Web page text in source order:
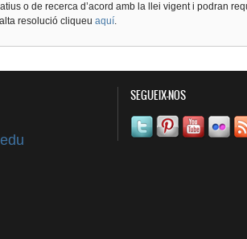
o de recerca d’acord amb la llei vigent i podran
resolució cliqueu aquí.
SEGUEIX-NOS